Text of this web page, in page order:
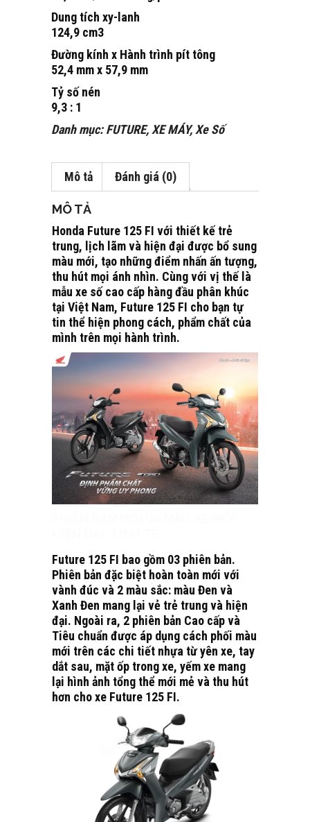
Dung tích xy-lanh
124,9 cm3
Đường kính x Hành trình pít tông
52,4 mm x 57,9 mm
Tỷ số nén
9,3 : 1
Danh mục:FUTURE, XE MÁY,Xe Số
Mô tả Đánh giá (0)
MÔ TẢ
Honda Future 125 FI với thiết kế trẻ
trung, lịch lãm và hiện đại được bổ sung
màu mới, tạo những điểm nhấn ấn tượng,
thu hút mọi ánh nhìn. Cùng với vị thế là
mẫu xe số cao cấp hàng đầu phân khúc
tại Việt Nam, Future 125 FI cho bạn tự
tin thể hiện phong cách, phẩm chất của
mình trên mọi hành trình.
Future 125 FI bao gồm 03 phiên bản.
Phiên bản đặc biệt hoàn toàn mới với
vành đúc và 2 màu sắc: màu Đen và
Xanh Đen mang lại vẻ trẻ trung và hiện
đại. Ngoài ra, 2 phiên bản Cao cấp và
Tiêu chuẩn được áp dụng cách phối màu
mới trên các chi tiết nhựa từ yên xe, tay
dắt sau, mặt ốp trong xe, yếm xe mang
lại hình ảnh tổng thể mới mẻ và thu hút
hơn cho xe Future 125 FI.